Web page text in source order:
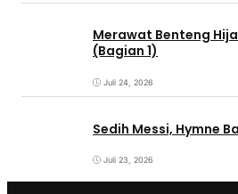
Merawat Benteng
(Bagian 1)
Juli 24, 2026
Sedih Messi, Hymne
Juli 23, 2026